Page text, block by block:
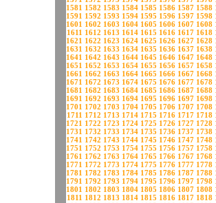
1581 1582 1583 1584 1585 1586 1587 1588
1591 1592 1593 1594 1595 1596 1597 1598
1601 1602 1603 1604 1605 1606 1607 1608
1611 1612 1613 1614 1615 1616 1617 1618
1621 1622 1623 1624 1625 1626 1627 1628
1631 1632 1633 1634 1635 1636 1637 1638
1641 1642 1643 1644 1645 1646 1647 1648
1651 1652 1653 1654 1655 1656 1657 1658
1661 1662 1663 1664 1665 1666 1667 1668
1671 1672 1673 1674 1675 1676 1677 1678
1681 1682 1683 1684 1685 1686 1687 1688
1691 1692 1693 1694 1695 1696 1697 1698
1701 1702 1703 1704 1705 1706 1707 1708
1711 1712 1713 1714 1715 1716 1717 1718
1721 1722 1723 1724 1725 1726 1727 1728
1731 1732 1733 1734 1735 1736 1737 1738
1741 1742 1743 1744 1745 1746 1747 1748
1751 1752 1753 1754 1755 1756 1757 1758
1761 1762 1763 1764 1765 1766 1767 1768
1771 1772 1773 1774 1775 1776 1777 1778
1781 1782 1783 1784 1785 1786 1787 1788
1791 1792 1793 1794 1795 1796 1797 1798
1801 1802 1803 1804 1805 1806 1807 1808
1811 1812 1813 1814 1815 1816 1817 1818